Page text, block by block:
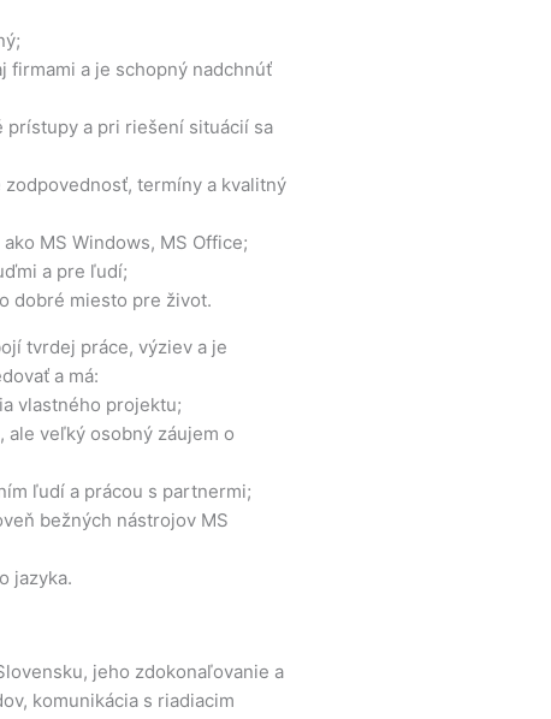
firmami a je schopný nadchnúť
prístupy a pri riešení situácií sa
termíny a kvalitný
MS Windows, MS Office;
a pre ľudí;
dobré miesto pre život.
tvrdej práce, výziev a je
a má:
vlastného projektu;
ale veľký osobný záujem o
ľudí a prácou s partnermi;
bežných nástrojov MS
jazyka.
jeho zdokonaľovanie a
komunikácia s riadiacim